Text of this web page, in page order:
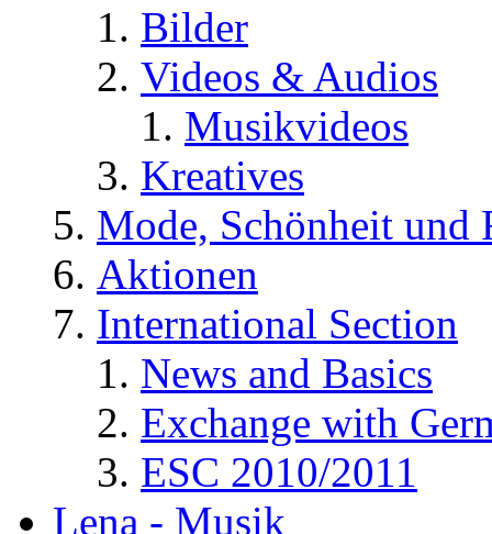
Bilder
Videos & Audios
Musikvideos
Kreatives
Mode, Schönheit und
Aktionen
International Section
News and Basics
Exchange with
ESC 2010/2011
Lena - Musik